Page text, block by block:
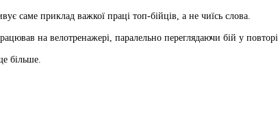
саме приклад важкої праці топ-бійців, а не чиїсь слова.
на велотренажері, паралельно переглядаючи бій у повторі.
більше.